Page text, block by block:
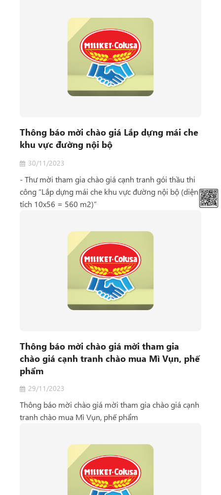
Thông báo mời chào giá Lắp dựng mái che
khu vực đường nội bộ
30/11/2023
- Thư mời tham gia chào giá cạnh tranh gói thầu thi
công “Lắp dựng mái che khu vực đường nội bộ (diện
tích 10x56 = 560 m2)”
Thông báo mời chào giá mời tham gia
chào giá cạnh tranh chào mua Mì Vụn, phế
phẩm
29/11/2023
Thông báo mời chào giá mời tham gia chào giá cạnh
tranh chào mua Mì Vụn, phế phẩm